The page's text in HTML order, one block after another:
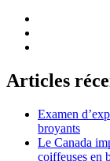
Articles
Examen
broyants
Le Canada
coiffeuses en